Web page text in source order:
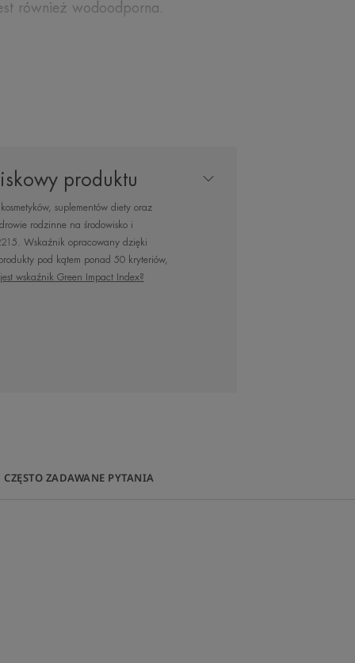
również wodoodporna.
ochrona
do suchej,
twarzy.
chronić komórki przed
WARSTWY: zapewnia cerze
produktu
suplementów diety oraz
rodzinne na środowisko i
Wskaźnik opracowany dzięki
pod kątem ponad 50 kryteriów,
wskaźnik Green Impact Index?
CZĘSTO ZADAWANE PYTANIA